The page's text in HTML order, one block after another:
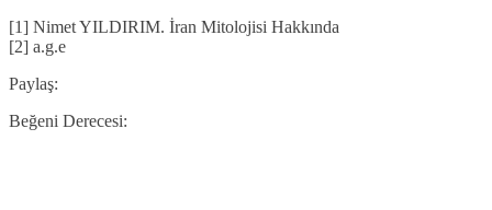
[1] Nimet YILDIRIM. İran Mitolojisi Hakkında
[2] a.g.e
Paylaş:
Beğeni Derecesi: